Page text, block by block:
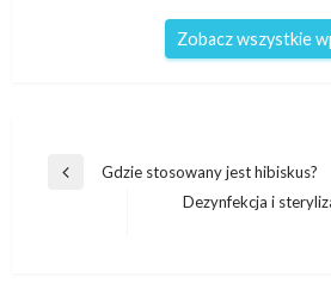
Zobacz wszystkie
Nawigacja
Poprzedni
Gdzie stosowany jest hibiskus?
Dezynfekcja i